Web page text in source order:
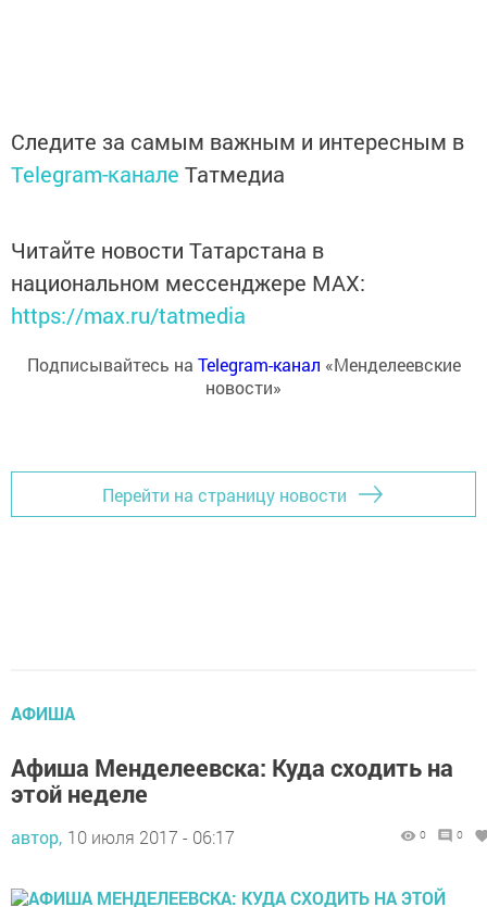
Следите за самым важным и интересным в
Telegram-канале Татмедиа
Читайте новости Татарстана в
национальном мессенджере MАХ:
https://max.ru/tatmedia
Подписывайтесь на Telegram-канал «Менделеевские
новости»
Перейти на страницу новости
АФИША
Афиша Менделеевска: Куда сходить на
этой неделе
автор, 10 июля 2017 - 06:17 0 0